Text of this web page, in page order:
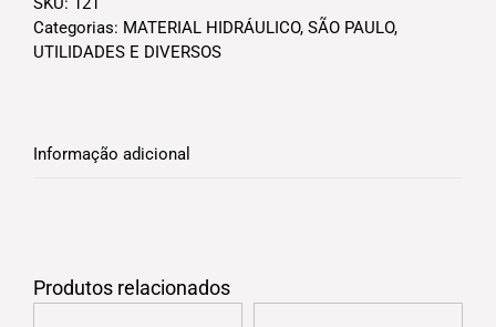
5
Categorias: MATERIAL HIDRÁULICO, SÃO PAULO,
UTILIDADES E DIVERSOS
Informação adicional
Produtos relacionados